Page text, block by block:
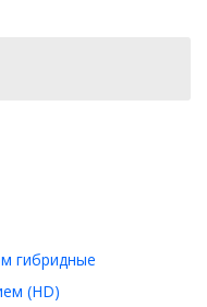
гибридные
(HD)